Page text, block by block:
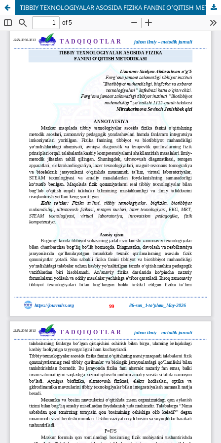
TIBBIY TEXNOLOGIYALAR ASOSIDA FIZIKA FANINI O‘QITISH METODIKASI